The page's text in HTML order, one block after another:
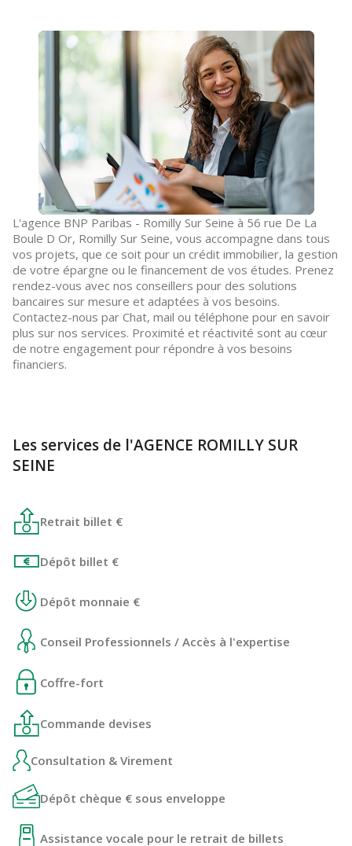
L'agence BNP Paribas - Romilly Sur Seine à 56 rue De La
Boule D Or, Romilly Sur Seine, vous accompagne dans tous
vos projets, que ce soit pour un crédit immobilier, la gestion
de votre épargne ou le financement de vos études. Prenez
rendez-vous avec nos conseillers pour des solutions
bancaires sur mesure et adaptées à vos besoins.
Contactez-nous par Chat, mail ou téléphone pour en savoir
plus sur nos services. Proximité et réactivité sont au cœur
de notre engagement pour répondre à vos besoins
financiers.
Les services de l'AGENCE ROMILLY SUR
SEINE
Retrait billet €
Dépôt billet €
Dépôt monnaie €
Conseil Professionnels / Accès à l'expertise
Coffre-fort
Commande devises
Consultation & Virement
Dépôt chèque € sous enveloppe
Assistance vocale pour le retrait de billets